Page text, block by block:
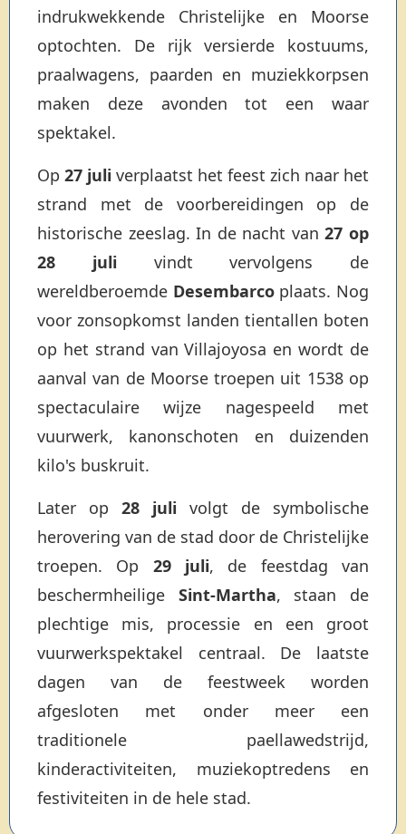
indrukwekkende Christelijke en Moorse
optochten. De rijk versierde kostuums,
praalwagens, paarden en muziekkorpsen
maken deze avonden tot een waar
spektakel.
Op 27 juli verplaatst het feest zich naar het
strand met de voorbereidingen op de
historische zeeslag. In de nacht van27 op
28 juli vindt vervolgens de
wereldberoemde Desembarcoplaats. Nog
voor zonsopkomst landen tientallen boten
op het strand van Villajoyosa en wordt de
aanval van de Moorse troepen uit 1538 op
spectaculaire wijze nagespeeld met
vuurwerk, kanonschoten en duizenden
kilo's buskruit.
Later op 28 juli volgt de symbolische
herovering van de stad door de Christelijke
troepen. Op 29 juli, de feestdag van
beschermheilige Sint-Martha, staan de
plechtige mis, processie en een groot
vuurwerkspektakel centraal. De laatste
dagen van de feestweek worden
afgesloten met onder meer een
traditionele paellawedstrijd,
kinderactiviteiten, muziekoptredens en
festiviteiten in de hele stad.